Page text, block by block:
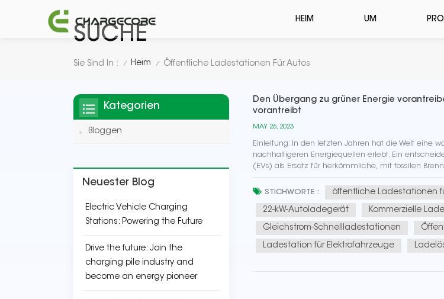
HEIM UM
SUCHE
Sie Sind In : / Heim / Öffentliche Ladestationen Für Autos
Den Übergang zu grüner Energie
vorantreibt
MAY 26, 2023
Einleitung: In den letzten Jahren hat die Welt eine
nachhaltigeren Energiequellen erlebt. Ein
(EVs) als Ersatz für herkömmliche, mit fossilen
STICHWORTE : öffentliche Ladestationen
22-kW-Autoladegerät Kommerzielle
Gleichstrom-Schnellladestationen
Ladestation für Elektrofahrzeuge
Kategorien
Bloggen
Neuester Blog
Electric Vehicle Charging
Stations: Powering the Future
Drive the future: Join the
charging pile industry and
become an energy pioneer